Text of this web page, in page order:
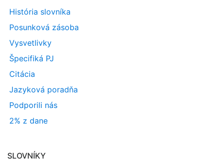
História slovníka
Posunková zásoba
Vysvetlivky
Špecifiká PJ
Citácia
Jazyková poradňa
Podporili nás
2% z dane
SLOVNÍKY